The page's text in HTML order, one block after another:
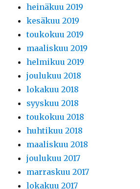
heinäkuu 2019
kesäkuu 2019
toukokuu 2019
maaliskuu 2019
helmikuu 2019
joulukuu 2018
lokakuu 2018
syyskuu 2018
toukokuu 2018
huhtikuu 2018
maaliskuu 2018
joulukuu 2017
marraskuu 2017
lokakuu 2017